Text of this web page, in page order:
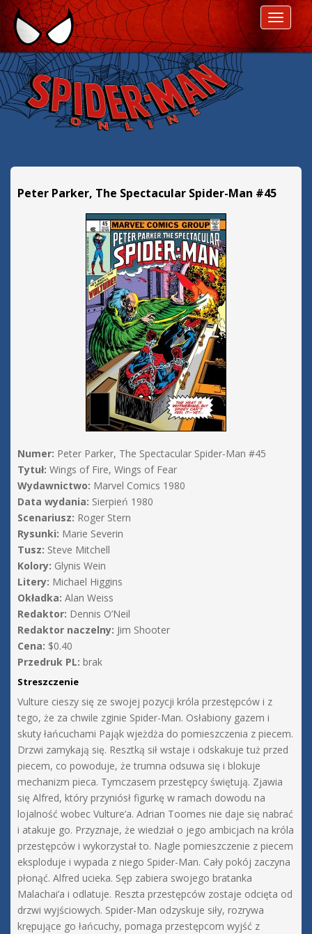
P
e
s
k
o
Peter Parker, The Spectacular Spider-Man #45
Numer: Peter Parker, The Spectacular Spider-Man #45
Tytuł: Wings of Fire, Wings of Fear
Wydawnictwo: Marvel Comics 1980
Data wydania: Sierpień 1980
Scenariusz: Roger Stern
Rysunki: Marie Severin
Tusz: Steve Mitchell
Kolory: Glynis Wein
Litery: Michael Higgins
Okładka: Alan Weiss
Redaktor: Dennis O’Neil
Redaktor naczelny: Jim Shooter
Cena: $0.40
Przedruk PL: brak
Streszczenie
Vulture cieszy się ze swojej pozycji króla przestępców i z
tego, że za chwile zginie Spider-Man. Osłabiony gazem i
skuty łańcuchami Pająk wjeżdża do pomieszczenia z piecem.
Drzwi zamykają się. Resztką sił wstaje i odskakuje tuż przed
piecem, co powoduje, że trumna odsuwa się i blokuje
mechanizm pieca. Tymczasem przestępcy świętują. Zjawia
się Alfred, który przyniósł figurkę w ramach dowodu na
lojalność wobec Vulture’a. Adrian Toomes nie daje się nabrać
i atakuje go. Przyznaje, że wiedział o jego ambicjach na króla
przestępców i wykorzystał to. Nagle pomieszczenie z piecem
eksploduje i wypada z niego Spider-Man. Cały pokój zaczyna
płonąć. Alfred ucieka. Sęp zabiera swojego bratanka
Malachai’a i odlatuje. Reszta przestępców zostaje odcięta od
drzwi wyjściowych. Spider-Man odzyskuje siły, rozrywa
krępujące go łańcuchy, pomaga przestępcom wyjść z